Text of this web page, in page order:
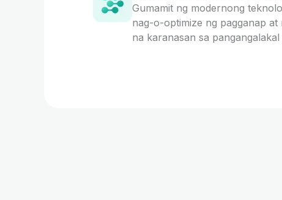
Gumamit ng modernong
nag-o-optimize ng pagganap at
na karanasan sa